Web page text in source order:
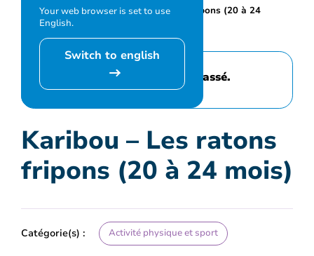
Your web browser is set to use
English.
Switch to english
et activités
Karibou – Les ratons fripons (20 à 24
mois)
Cet événement est passé.
Karibou – Les ratons
fripons (20 à 24 mois)
Catégorie(s) : Activité physique et sport